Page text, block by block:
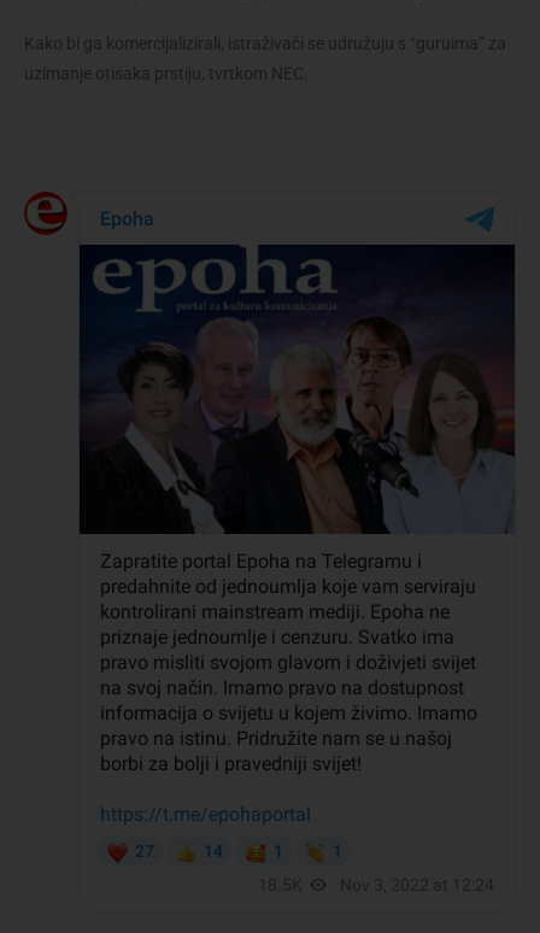
Kako bi ga komercijalizirali, istraživači se udružuju s “guruima” za
uzimanje otisaka prstiju, tvrtkom NEC.